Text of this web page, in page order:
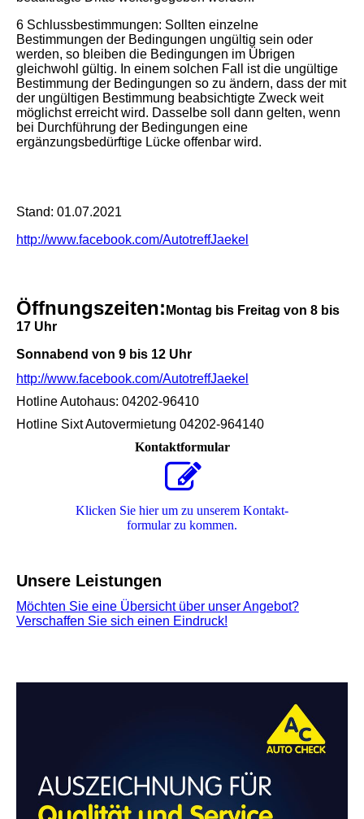
6 Schlussbestimmungen: Sollten einzelne
Bestimmungen der Bedingungen ungültig sein oder
werden, so bleiben die Bedingungen im Übrigen
gleichwohl gültig. In einem solchen Fall ist die ungültige
Bestimmung der Bedingungen so zu ändern, dass der mit
der ungültigen Bestimmung beabsichtigte Zweck weit
möglichst erreicht wird. Dasselbe soll dann gelten, wenn
bei Durchführung der Bedingungen eine
ergänzungsbedürftige Lücke offenbar wird.
Stand: 01.07.2021
http://www.facebook.com/AutotreffJaekel
Öffnungszeiten: Montag bis Freitag von 8 bis
17 Uhr
Sonnabend von 9 bis 12 Uhr
http://www.facebook.com/AutotreffJaekel
Hotline Autohaus: 04202-96410
Hotline Sixt Autovermietung 04202-964140
Kontaktformular
Klicken Sie hier um zu unserem Kon­takt­
for­mu­lar zu kommen.
Unsere Leistungen
Möchten Sie eine Übersicht über unser Angebot?
Verschaffen Sie sich einen Eindruck!